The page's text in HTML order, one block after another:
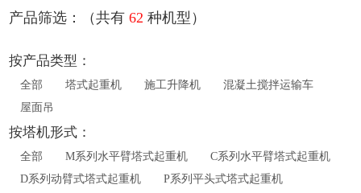
产品筛选：（共有62 种机型）
按产品类型：
全部 塔式起重机 施工升降机
混凝土搅拌运输车
屋面吊
按塔机形式：
全部 M系列水平臂塔式起重机
C系列水平臂塔式起重机
D系列动臂式塔式起重机
P系列平头式塔式起重机